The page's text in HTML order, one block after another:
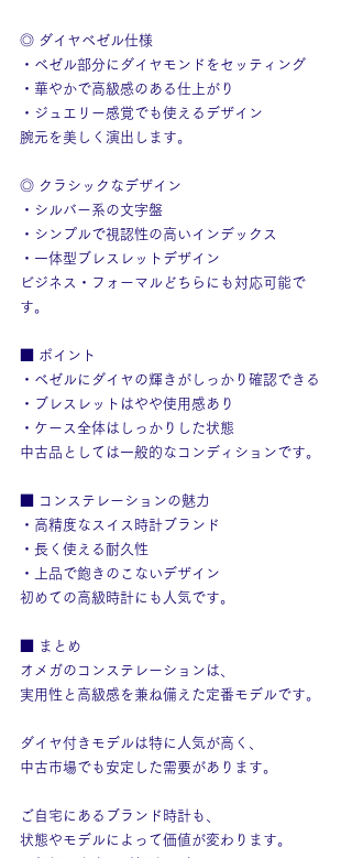
◎ ダイヤベゼル仕様
・ベゼル部分にダイヤモンドをセッティング
・華やかで高級感のある仕上がり
・ジュエリー感覚でも使えるデザイン
腕元を美しく演出します。
◎ クラシックなデザイン
・シルバー系の文字盤
・シンプルで視認性の高いインデックス
・一体型ブレスレットデザイン
ビジネス・フォーマルどちらにも対応可能で
す。
■ ポイント
・ベゼルにダイヤの輝きがしっかり確認できる
・ブレスレットはやや使用感あり
・ケース全体はしっかりした状態
中古品としては一般的なコンディションです。
■ コンステレーションの魅力
・高精度なスイス時計ブランド
・長く使える耐久性
・上品で飽きのこないデザイン
初めての高級時計にも人気です。
■ まとめ
オメガのコンステレーションは、
実用性と高級感を兼ね備えた定番モデルです。
ダイヤ付きモデルは特に人気が高く、
中古市場でも安定した需要があります。
ご自宅にあるブランド時計も、
状態やモデルによって価値が変わります。